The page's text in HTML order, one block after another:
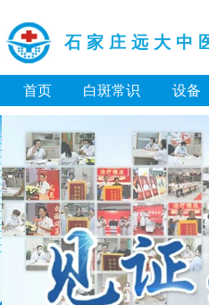
石家庄远大中
首页 白斑常识 设备